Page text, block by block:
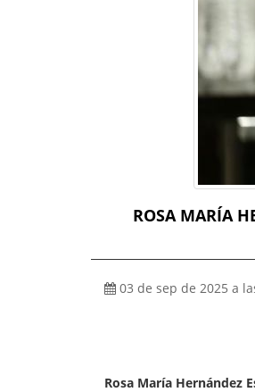
ROSA MARÍA
03 de sep de 2025 a
Rosa María Hernández